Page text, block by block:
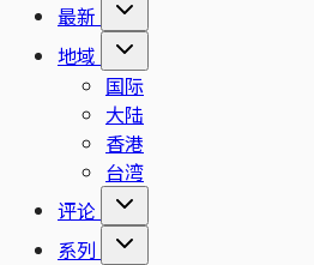
最新
地域
国际
大陆
香港
台湾
评论
系列